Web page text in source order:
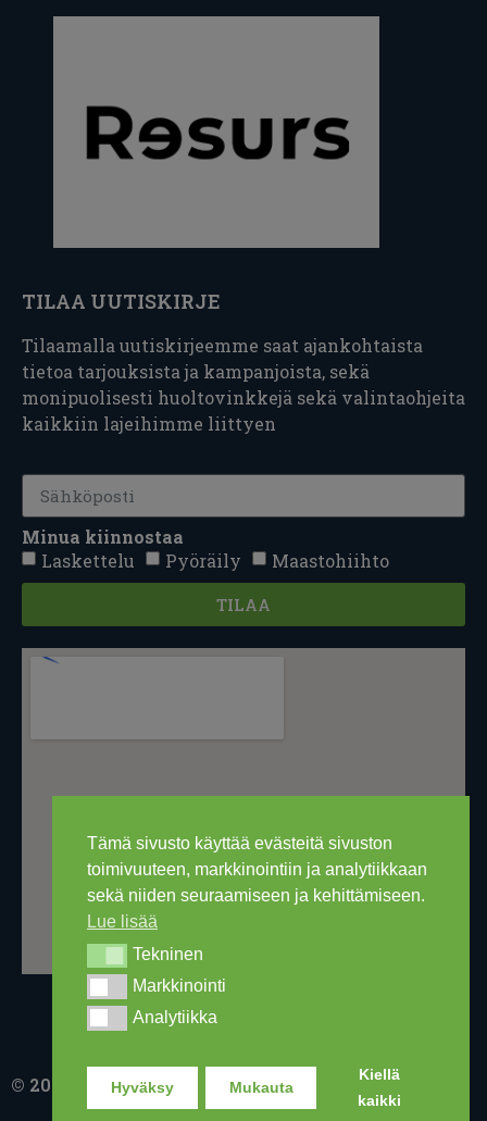
Tämä sivusto käyttää evästeitä sivuston
toimivuuteen, markkinointiin ja analytiikkaan
sekä niiden seuraamiseen ja kehittämiseen.
Lue lisää
TekninenTekninen
MarkkinointiMarkkinointi
AnalytiikkaAnalytiikka
Hyväksy Mukauta
Kiellä
kaikki
TILAA UUTISKIRJE
Tilaamalla uutiskirjeemme saat ajankohtaista
tietoa tarjouksista ja kampanjoista, sekä
monipuolisesti huoltovinkkejä sekä valintaohjeita
kaikkiin lajeihimme liittyen
Minua kiinnostaa
Laskettelu
Pyöräily Maastohiihto
TILAA
© 2016-2026 Ski Out Bike, Ski-Outlet Finland Oy